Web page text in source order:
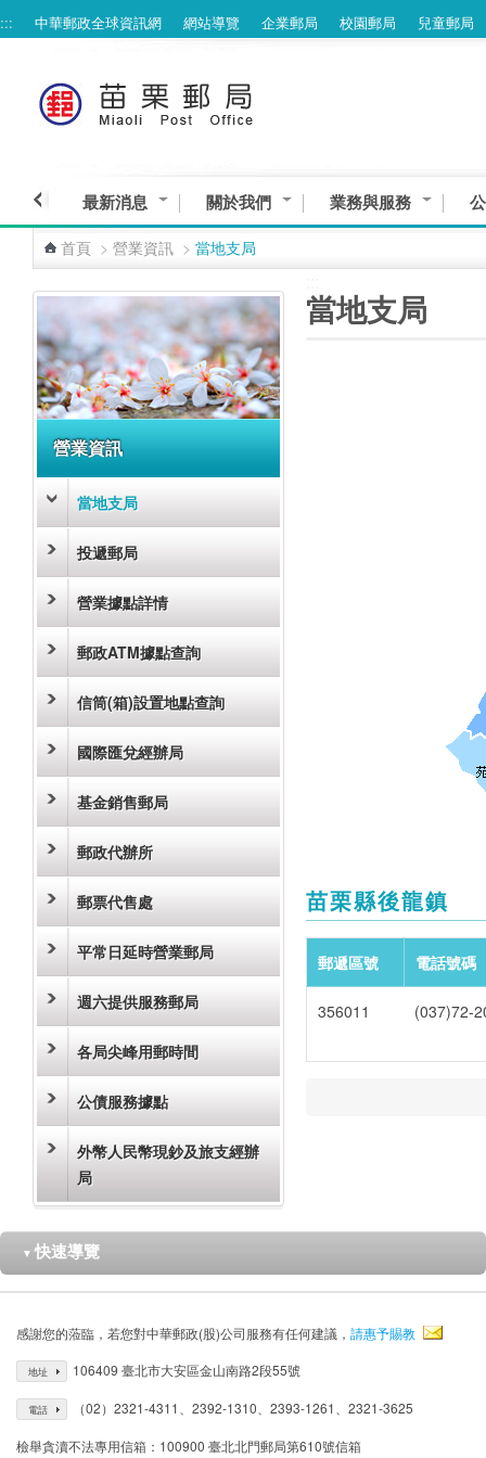
跳到主要內容區塊
::: 中華郵政全球資訊網 網站導覽 企業郵局 校園郵局 兒童郵局
最新消息 關於我們 業務與服務
首頁 > 營業資訊 > 當地支局
營業資訊
當地支局
投遞郵局
營業據點詳情
郵政ATM據點查詢
信筒(箱)設置地點查詢
國際匯兌經辦局
基金銷售郵局
郵政代辦所
郵票代售處
平常日延時營業郵局
週六提供服務郵局
各局尖峰用郵時間
公債服務據點
外幣人民幣現鈔及旅支經辦
局
當地支局
苗栗縣後龍鎮
郵遞區號 電話號碼
356011 (037)72-
▼ 快速導覽
感謝您的蒞臨，若您對中華郵政(股)公司服務有任何建議， 請惠予賜教
地址 106409 臺北市大安區金山南路2段55號
電話 （02）2321-4311、2392-1310、2393-1261、2321-3625
檢舉貪瀆不法專用信箱：100900 臺北北門郵局第610號信箱